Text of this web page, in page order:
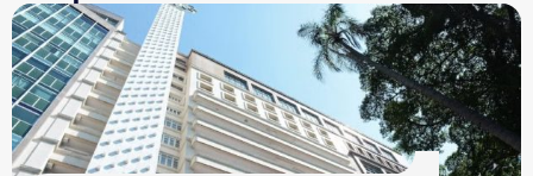
exercida pelo secretário Roberto Leão, que determinou a
realização de uma auditoria completa nas contas e
contratos da autarquia. O prazo estabelecido para
conclusão dos trabalhos é de 60 dias.
Segundo a atual gestão, os levantamentos preliminares
Declaração de Lauro Boto em 2026 — Foto: Reprodução/DivulgaCand